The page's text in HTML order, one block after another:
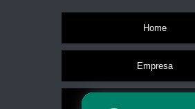
Home
Empresa